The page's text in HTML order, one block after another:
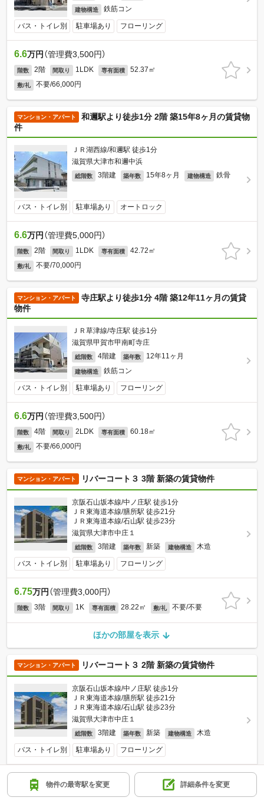
建物構造 鉄筋コン
バス・トイレ別 駐車場あり フローリング
6.6万円 （管理費3,500円）
階数 2階 間取り 1LDK 専有面積 52.37㎡
敷/礼 不要/66,000円
マンション・アパート
和邇駅より徒歩1分 2階 築15年8ヶ月の賃貸物
件
ＪＲ湖西線/和邇駅 徒歩1分
滋賀県大津市和邇中浜
総階数 3階建 築年数 15年8ヶ月 建物構造 鉄骨
バス・トイレ別 駐車場あり オートロック
6.6万円 （管理費5,000円）
階数 2階 間取り 1LDK 専有面積 42.72㎡
敷/礼 不要/70,000円
マンション・アパート
寺庄駅より徒歩1分 4階 築12年11ヶ月の賃貸
物件
ＪＲ草津線/寺庄駅 徒歩1分
滋賀県甲賀市甲南町寺庄
総階数 4階建 築年数 12年11ヶ月
建物構造 鉄筋コン
バス・トイレ別 駐車場あり フローリング
6.6万円 （管理費3,500円）
階数 4階 間取り 2LDK 専有面積 60.18㎡
敷/礼 不要/66,000円
マンション・アパート リバーコート３ 3階 新築の賃貸物件
京阪石山坂本線/中ノ庄駅 徒歩1分
ＪＲ東海道本線/膳所駅 徒歩21分
ＪＲ東海道本線/石山駅 徒歩23分
滋賀県大津市中庄１
総階数 3階建 築年数 新築 建物構造 木造
バス・トイレ別 駐車場あり フローリング
6.75万円 （管理費3,000円）
階数 3階 間取り 1K 専有面積 28.22㎡ 敷/礼 不要/不要
ほかの部屋を表示
マンション・アパート リバーコート３ 2階 新築の賃貸物件
京阪石山坂本線/中ノ庄駅 徒歩1分
ＪＲ東海道本線/膳所駅 徒歩21分
ＪＲ東海道本線/石山駅 徒歩23分
滋賀県大津市中庄１
総階数 3階建 築年数 新築 建物構造 木造
バス・トイレ別 駐車場あり フローリング
万円 （管理費3,000円）
2階 28.22㎡
物件の最寄駅を変更 詳細条件を変更